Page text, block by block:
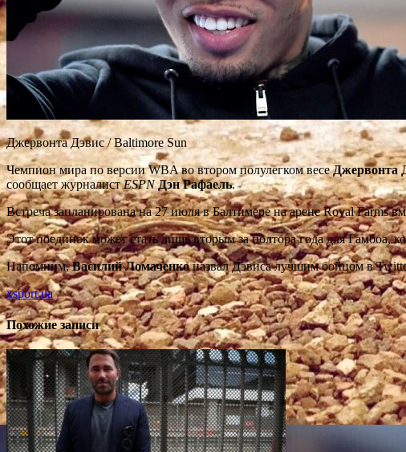
Джервонта Дэвис / Baltimore Sun
Чемпион мира по версии WBA во втором полулегком весеДжервонта
сообщает журналистESPN Дэн Рафаель.
Встреча запланирована на 27 июля в Балтимере на арене Royal Farms
Этот поединок может стать лишь вторым за полтора года для Гамбоа,
Напомним,Василий Ломаченконазвал Дэвиса лучшим бойцом в
xsport.ua
Похожие записи